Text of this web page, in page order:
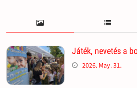
Játék, nevetés a
2026. May. 31.